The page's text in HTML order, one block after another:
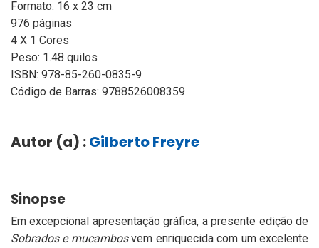
Formato: 16 x 23 cm
976 páginas
4 X 1 Cores
Peso: 1.48 quilos
ISBN: 978-85-260-0835-9
Código de Barras: 9788526008359
Autor (a) :Gilberto Freyre
Sinopse
Em excepcional apresentação gráfica, a presente edição de
Sobrados e mucambosvem enriquecida com um excelente